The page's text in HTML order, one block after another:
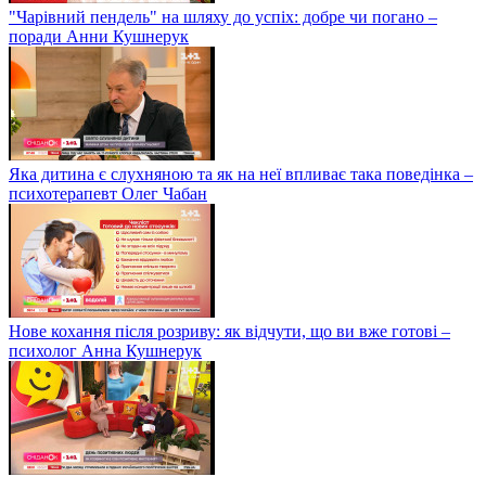
"Чарівний пендель" на шляху до успіх: добре чи погано –
поради Анни Кушнерук
Яка дитина є слухняною та як на неї впливає така поведінка –
психотерапевт Олег Чабан
Нове кохання після розриву: як відчути, що ви вже готові –
психолог Анна Кушнерук